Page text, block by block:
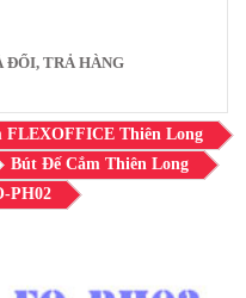
ĐỔI, TRẢ HÀNG
FLEXOFFICE Thiên Long
Bút Đế Cắm Thiên Long
PH02